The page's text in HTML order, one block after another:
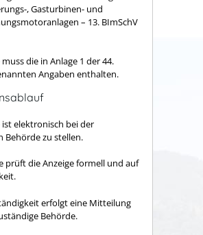
, Gasturbinen- und
– 13. BImSchV
muss die in Anlage 1 der 44.
Angaben enthalten.
ist elektronisch bei der
Behörde zu stellen.
prüft die Anzeige formell und auf
erfolgt eine Mitteilung
Behörde.